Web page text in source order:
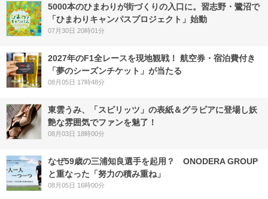
5000本のひまわりが街づくりの入口に。習志野・鷺沼で
「ひまわりキャンパスプロジェクト」始動
07月30日 20時01分
2027年のF1全レースを現地観戦！ 航空券・宿泊費付き
「夢のシーズンチケット」が当たる
08月05日 17時48分
東雲うみ、「スピリッツ」の表紙＆グラビアに登場し妖
艶な雰囲気でファンを魅了！
08月03日 18時00分
なぜ59歳の三浦知良選手を起用？ ONODERA GROUP
と重なった「努力の積み重ね」
08月05日 16時00分